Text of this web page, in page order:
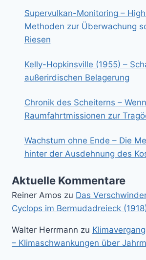
Supervulkan-Monitoring –
Methoden zur Überwachung
Riesen
Kelly-Hopkinsville (1955) –
außerirdischen Belagerung
Chronik des Scheiterns – Wenn
Raumfahrtmissionen zur
Wachstum ohne Ende – Die
hinter der Ausdehnung des
Aktuelle Kommentare
Reiner Amos zu Das
Cyclops im Bermudadreieck
Walter Herrmann zu
– Klimaschwankungen über